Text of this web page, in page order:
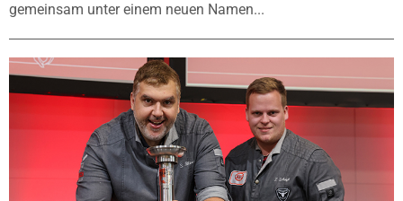
gemeinsam unter einem neuen Namen...